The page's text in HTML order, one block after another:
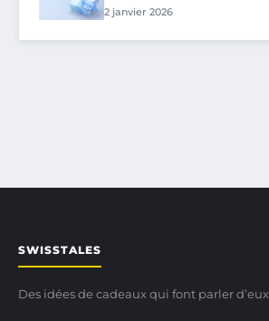
2 janvier 2026
SWISSTALES
Des idées de cadeaux qui font parler d’eux